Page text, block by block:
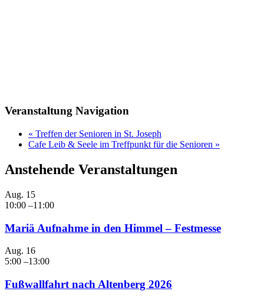
Veranstaltung Navigation
« Treffen der Senioren in St. Joseph
Cafe Leib & Seele im Treffpunkt für die Senioren »
Anstehende Veranstaltungen
Aug. 15
10:00 –11:00
Mariä Aufnahme in den Himmel – Festmesse
Aug. 16
5:00 –13:00
Fußwallfahrt nach Altenberg 2026